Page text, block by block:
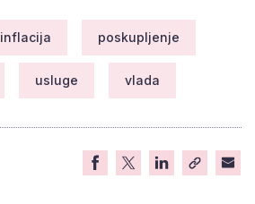
inflacija poskupljenje
usluge vlada